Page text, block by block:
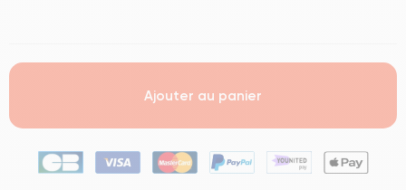
Ajouter au panier